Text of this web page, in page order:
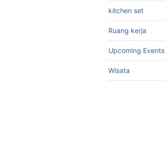
kitchen set
Ruang kerja
Upcoming Events
Wisata